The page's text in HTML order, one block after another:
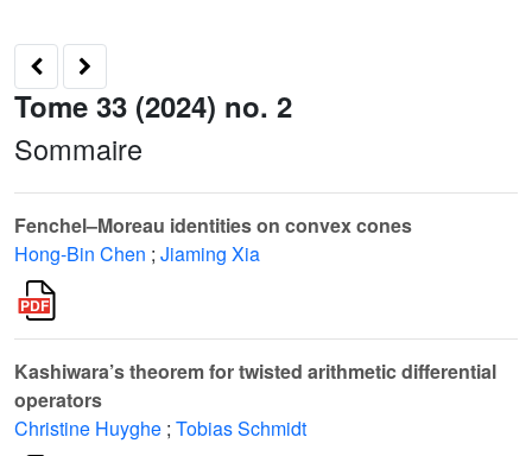
Tome 33 (2024) no. 2
Sommaire
Fenchel–Moreau identities on convex cones
Hong-Bin Chen ; Jiaming Xia
Kashiwara’s theorem for twisted arithmetic differential
operators
Christine Huyghe ; Tobias Schmidt